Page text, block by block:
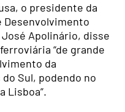
o presidente da
Desenvolvimento
José Apolinário, disse
“de grande
da
Sul, podendo no
Lisboa”.